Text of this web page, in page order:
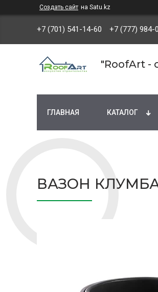
Создать сайт на Satu.kz
+7 (701) 541-14-60 +7 (777) 984-
"RoofArt -
ГЛАВНАЯ КАТАЛОГ
ВАЗОН КЛУМБА